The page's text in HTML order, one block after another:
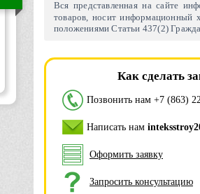
Вся представленная на сайте
товаров, носит информационный
положениями Статьи 437(2)
Как сделать
Позвонить нам +7 (863)
Написать нам
Оформить заявку
Запросить консультацию